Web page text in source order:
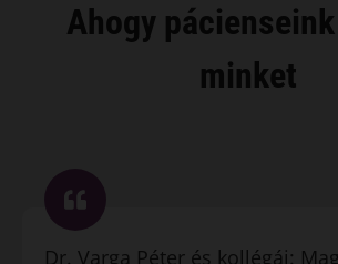
Ahogy
minket
Dr. Varga Péter és kollégái: